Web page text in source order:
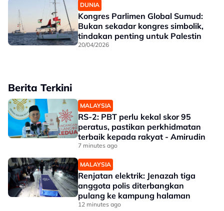
DUNIA
Kongres Parlimen Global Sumud:
Bukan sekadar kongres simbolik,
tindakan penting untuk Palestin
20/04/2026
Berita Terkini
MALAYSIA
RS-2: PBT perlu kekal skor 95
peratus, pastikan perkhidmatan
terbaik kepada rakyat - Amirudin
7 minutes ago
MALAYSIA
Renjatan elektrik: Jenazah tiga
anggota polis diterbangkan
pulang ke kampung halaman
12 minutes ago